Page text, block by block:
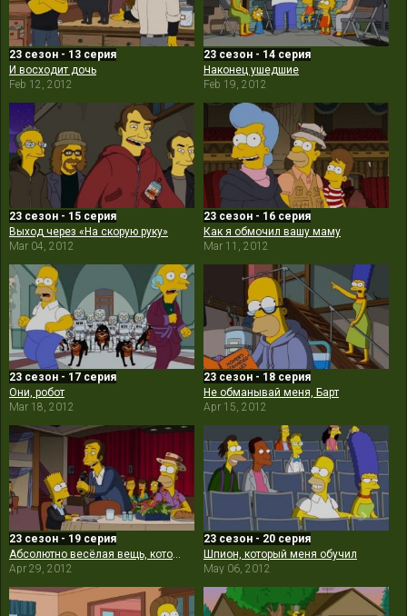
23 сезон - 13 серия
И восходит дочь
Feb 12, 2012
23 сезон - 14 серия
Наконец ушедшие
Feb 19, 2012
23 сезон - 15 серия
Выход через «На скорую руку»
Mar 04, 2012
23 сезон - 16 серия
Как я обмочил вашу маму
Mar 11, 2012
23 сезон - 17 серия
Они, робот
Mar 18, 2012
23 сезон - 18 серия
Не обманывай меня, Барт
Apr 15, 2012
23 сезон - 19 серия
Абсолютно весёлая вещь, которую Барт больше никогда не сделает
Apr 29, 2012
23 сезон - 20 серия
Шпион, который меня обучил
May 06, 2012